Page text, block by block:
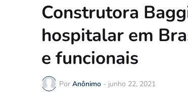
Construtora
hospitalar em
e funcionais
Por Anônimo - junho 22, 2021